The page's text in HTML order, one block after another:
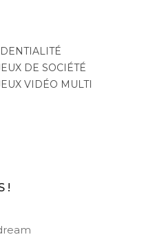
DE SOCIÉTÉ
VIDÉO MULTI
!